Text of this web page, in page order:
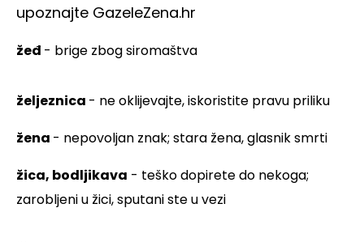
upoznajte GazeleZena.hr
žeđ - brige zbog siromaštva
željeznica - ne oklijevajte, iskoristite pravu priliku
žena - nepovoljan znak; stara žena, glasnik smrti
žica, bodljikava - teško dopirete do nekoga;
zarobljeni u žici, sputani ste u vezi